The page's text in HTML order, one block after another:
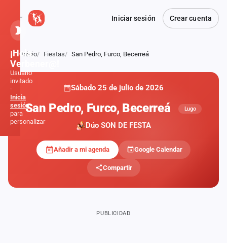
Iniciar sesión Crear cuenta
Atrás
Inicio Fiestas San Pedro, Furco, Becerreá
Sábado 25 de julio de 2026
San Pedro, Furco, Becerreá Lugo
Dúo SON DE FESTA
Añadir a mi agenda Google Calendar
Compartir
PUBLICIDAD
¡Hola,
Verbener@!
Usuario
invitado
·
Inicia
sesión
para
personalizar